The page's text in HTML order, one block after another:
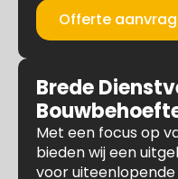
Offerte
Brede
Met een focus op
bieden wij een
voor